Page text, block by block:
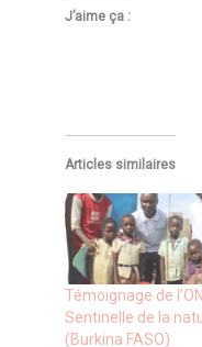
J’aime ça :
Articles similaires
Témoignage de
Sentinelle de la
(Burkina FASO)